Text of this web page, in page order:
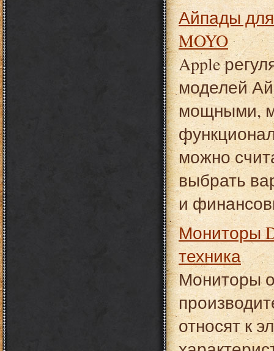
Айпады для просмотра игр и видео в магазинах
MOYO
Apple
моделей
мощными,
можно
выбрать
и
Мониторы Dell - качественная и производительная
техника
Мониторы
относят к